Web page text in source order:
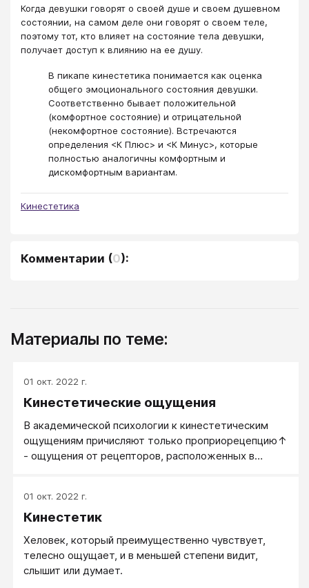
Когда девушки говорят о своей душе и своем душевном
состоянии, на самом деле они говорят о своем теле,
поэтому тот, кто влияет на состояние тела девушки,
получает доступ к влиянию на ее душу.
В пикапе кинестетика понимается как оценка
общего эмоционального состояния девушки.
Соответственно бывает положительной
(комфортное состояние) и отрицательной
(некомфортное состояние). Встречаются
определения <К Плюс> и <К Минус>, которые
полностью аналогичны комфортным и
дискомфортным вариантам.
Кинестетика
Комментарии (0):
Материалы по теме:
01 окт. 2022 г.
Кинестетические ощущения
В академической психологии к кинестетическим
ощущениям причисляют только проприорецепцию↑
- ощущения от рецепторов, расположенных в
положения частей тела.
01 окт. 2022 г.
Кинестетик
Xеловек, который преимущественно чувствует,
телесно ощущает, и в меньшей степени видит,
слышит или думает.